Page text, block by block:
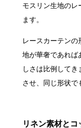
モスリン生地のレ
ます。
レースカーテン
地が華奢であれば
しさは比例して
させ、同じ形状で
リネン素材と